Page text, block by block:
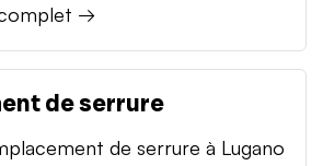
→
de serrure
de serrure à Lugano